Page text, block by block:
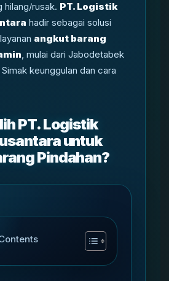
hilang/rusak. PT. Logistik
hadir sebagai solusi
angkut barang
, mulai dari Jabodetabek
keunggulan dan cara
PT. Logistik
untuk
Pindahan?